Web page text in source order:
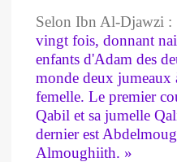
Selon Ibn Al-Djawzi :
vingt fois, donnant
enfants d'Adam des
monde deux jumeaux
femelle. Le premier
Qabil et sa jumelle
dernier est
Almoughiith. »